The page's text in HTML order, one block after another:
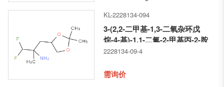
KL-2228134-094
3-(2,2-二甲基-1,3-二氧杂环戊
烷-4-基)-1,1-二氟-2-甲基丙-2-胺
2228134-09-4
需询价